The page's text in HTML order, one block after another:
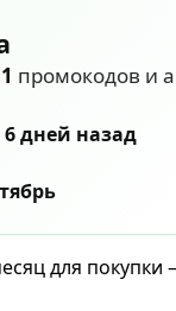
промокодов и
6 дней назад
для